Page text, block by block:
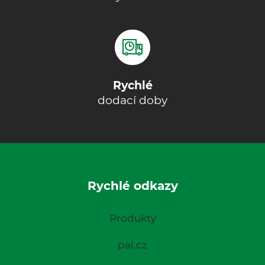
Rychlé
dodací doby
Rychlé odkazy
Produkty
pal.cz